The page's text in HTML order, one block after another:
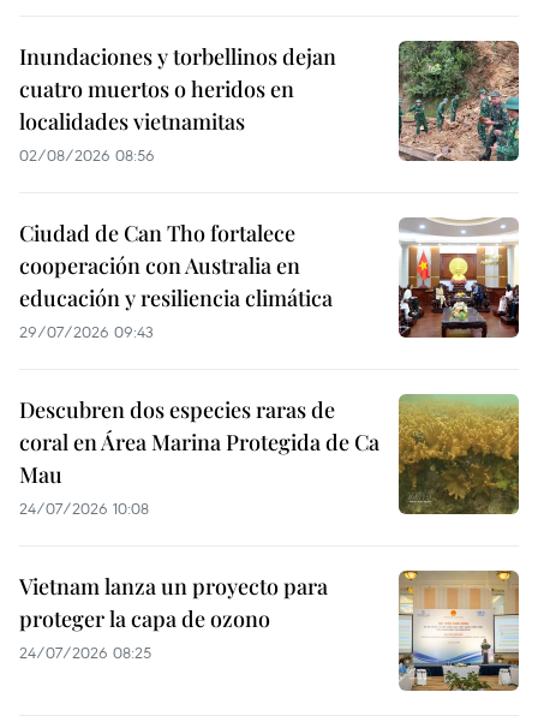
Inundaciones y torbellinos dejan
cuatro muertos o heridos en
localidades vietnamitas
02/08/2026 08:56
Ciudad de Can Tho fortalece
cooperación con Australia en
educación y resiliencia climática
29/07/2026 09:43
Descubren dos especies raras de
coral en Área Marina Protegida de Ca
Mau
24/07/2026 10:08
Vietnam lanza un proyecto para
proteger la capa de ozono
24/07/2026 08:25